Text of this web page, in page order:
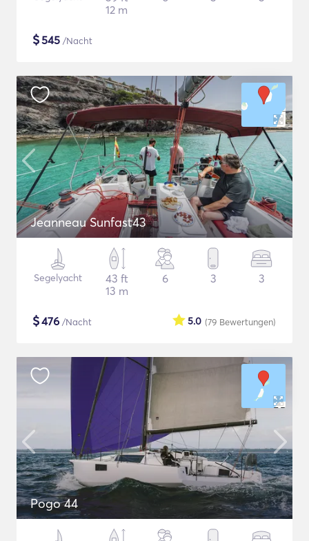
12 m
$545 /Nacht
Jeanneau Sunfast43
Segelyacht
43 ft
13 m
6 3 3
$476 /Nacht (79 Bewertungen)
5.0
Pogo 44